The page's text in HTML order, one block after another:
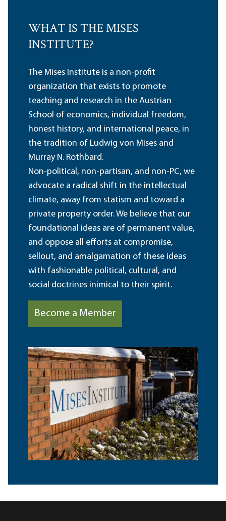
WHAT IS THE MISES
INSTITUTE?
The Mises Institute is a non-profit
organization that exists to promote
teaching and research in the Austrian
School of economics, individual freedom,
honest history, and international peace, in
the tradition of Ludwig von Mises and
Murray N. Rothbard.
Non-political, non-partisan, and non-PC, we
advocate a radical shift in the intellectual
climate, away from statism and toward a
private property order. We believe that our
foundational ideas are of permanent value,
and oppose all efforts at compromise,
sellout, and amalgamation of these ideas
with fashionable political, cultural, and
social doctrines inimical to their spirit.
Become a Member